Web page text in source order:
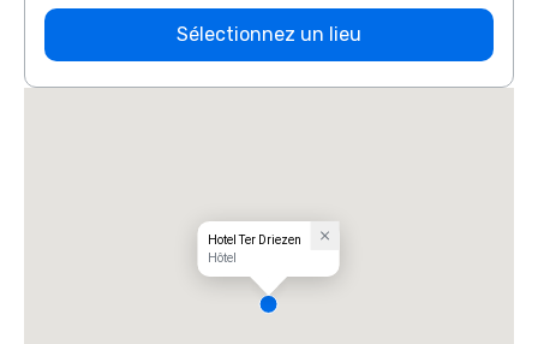
Sélectionnez un lieu
Hotel Ter Driezen
Hôtel